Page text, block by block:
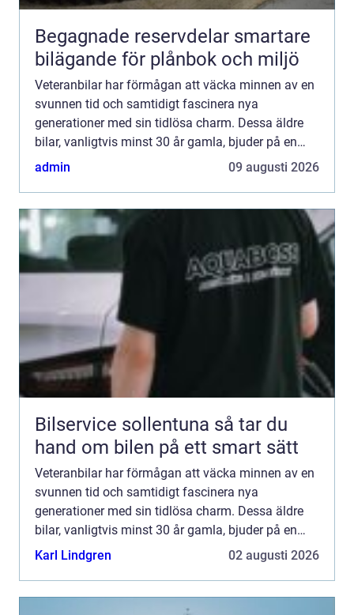
Begagnade reservdelar smartare
bilägande för plånbok och miljö
Veteranbilar har förmågan att väcka minnen av en
svunnen tid och samtidigt fascinera nya
generationer med sin tidlösa charm. Dessa äldre
bilar, vanligtvis minst 30 år gamla, bjuder på en
körupplevelse som g&...
admin 09 augusti 2026
Bilservice sollentuna så tar du
hand om bilen på ett smart sätt
Veteranbilar har förmågan att väcka minnen av en
svunnen tid och samtidigt fascinera nya
generationer med sin tidlösa charm. Dessa äldre
bilar, vanligtvis minst 30 år gamla, bjuder på en
körupplevelse som g&...
Karl Lindgren 02 augusti 2026